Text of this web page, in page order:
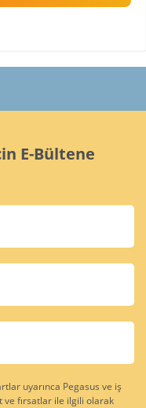
E-Bültene
uyarınca Pegasus ve iş
ve fırsatlar ile ilgili olarak